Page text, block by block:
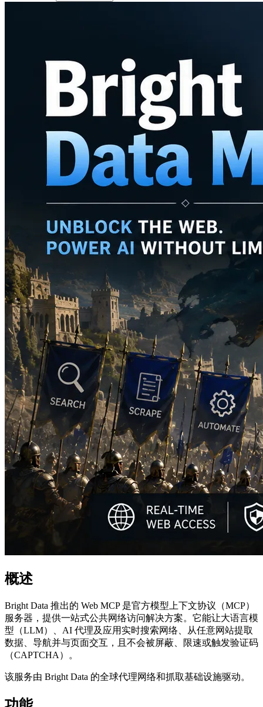
概述
Bright Data 推出的 Web MCP 是官方模型上下文协议（MCP）
服务器，提供一站式公共网络访问解决方案。它能让大语言模
型（LLM）、AI 代理及应用实时搜索网络、从任意网站提取
数据、导航并与页面交互，且不会被屏蔽、限速或触发验证码
（CAPTCHA）。
该服务由 Bright Data 的全球代理网络和抓取基础设施驱动。